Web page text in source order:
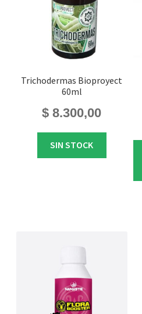
Trichodermas Bioproyect
60ml
$ 8.300,00
SIN STOCK